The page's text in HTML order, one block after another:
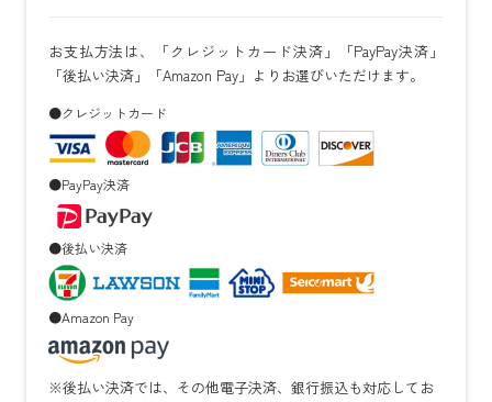
お支払方法は、「クレジットカード決済」「PayPay決済」
「後払い決済」「Amazon Pay」よりお選びいただけます。
●クレジットカード
●PayPay決済
●後払い決済
●Amazon Pay
※後払い決済では、その他電子決済、銀行振込も対応してお